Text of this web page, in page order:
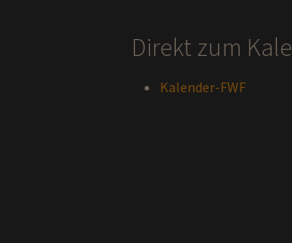
Direkt zum
Kalender-FWF